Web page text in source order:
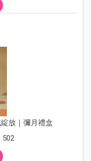
放｜彌月禮盒
502